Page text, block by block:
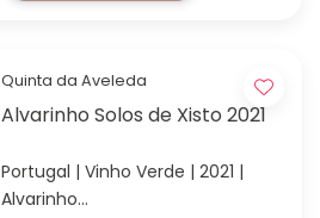
Quinta da Aveleda
Alvarinho Solos de Xisto 2021
Portugal | Vinho Verde | 2021 |
Alvarinho